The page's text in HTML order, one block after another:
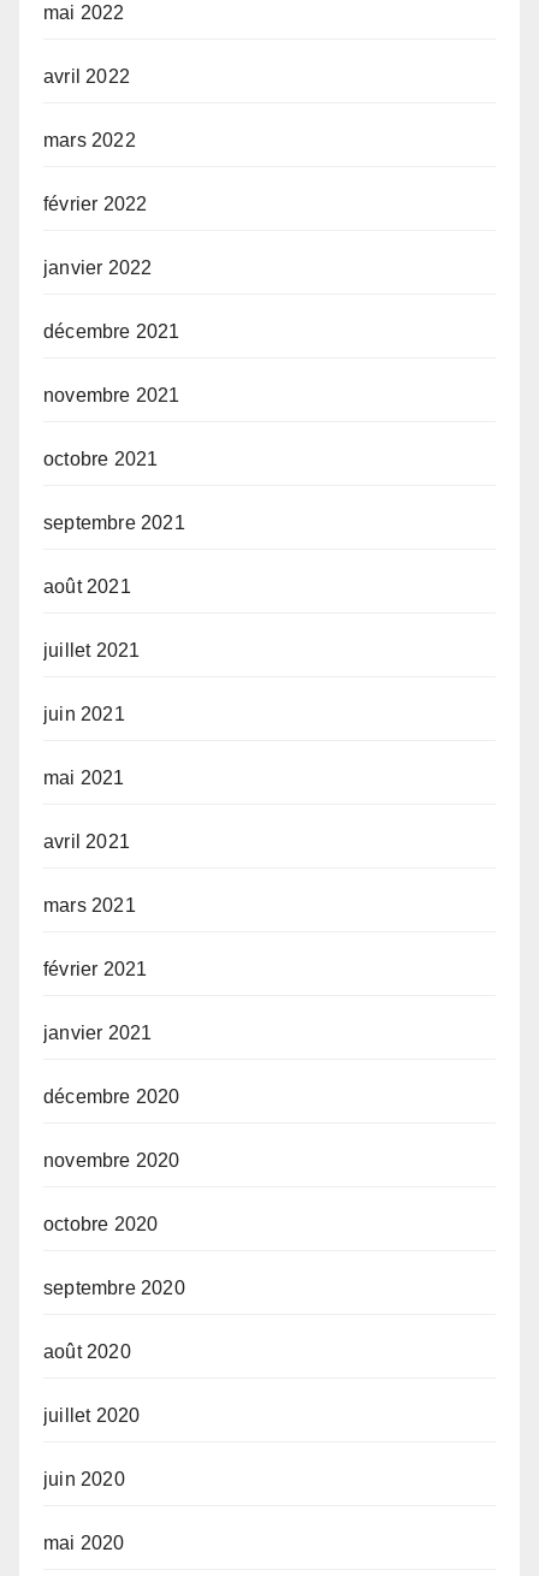
mai 2022
avril 2022
mars 2022
février 2022
janvier 2022
décembre 2021
novembre 2021
octobre 2021
septembre 2021
août 2021
juillet 2021
juin 2021
mai 2021
avril 2021
mars 2021
février 2021
janvier 2021
décembre 2020
novembre 2020
octobre 2020
septembre 2020
août 2020
juillet 2020
juin 2020
mai 2020